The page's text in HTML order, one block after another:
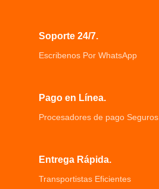
Soporte 24/7.
Escribenos Por WhatsApp
Pago en Línea.
Procesadores de pago Seguros.
Entrega Rápida.
Transportistas Eficientes